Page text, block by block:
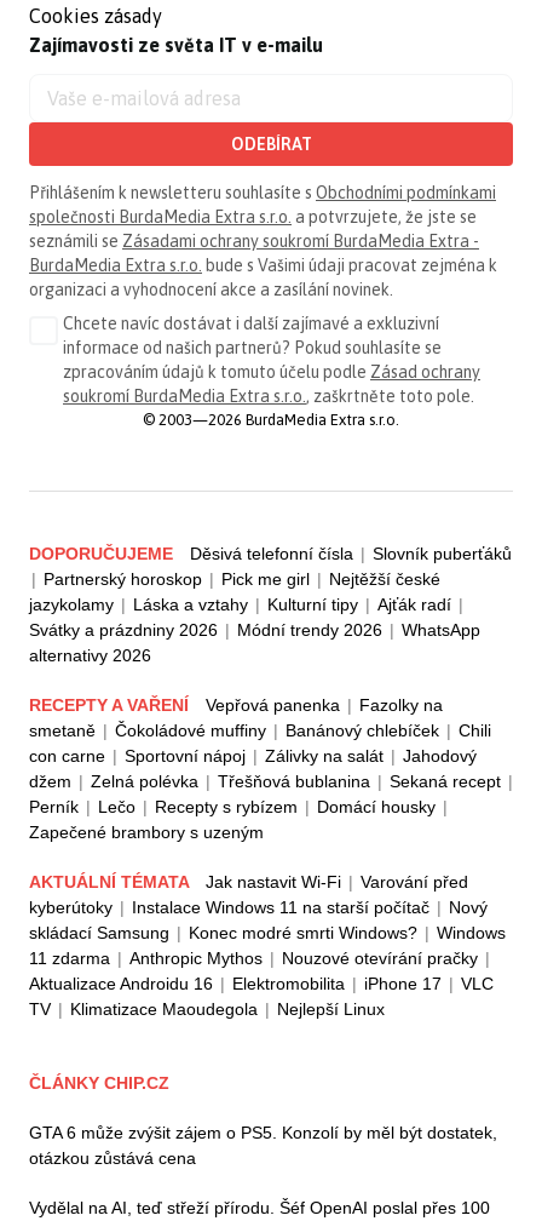
Cookies zásady
Zajímavosti ze světa IT v e-mailu
ODEBÍRAT
Přihlášením k newsletteru souhlasíte s Obchodními podmínkami
společnosti BurdaMedia Extra s.r.o. a potvrzujete, že jste se
seznámili se Zásadami ochrany soukromí BurdaMedia Extra -
BurdaMedia Extra s.r.o. bude s Vašimi údaji pracovat zejména k
organizaci a vyhodnocení akce a zasílání novinek.
Chcete navíc dostávat i další zajímavé a exkluzivní
informace od našich partnerů? Pokud souhlasíte se
zpracováním údajů k tomuto účelu podle Zásad ochrany
soukromí BurdaMedia Extra s.r.o., zaškrtněte toto pole.
© 2003—2026 BurdaMedia Extra s.r.o.
DOPORUČUJEME Děsivá telefonní čísla | Slovník puberťáků
| Partnerský horoskop | Pick me girl | Nejtěžší české
jazykolamy | Láska a vztahy | Kulturní tipy | Ajťák radí |
Svátky a prázdniny 2026 | Módní trendy 2026 | WhatsApp
alternativy 2026
RECEPTY A VAŘENÍ Vepřová panenka | Fazolky na
smetaně | Čokoládové muffiny | Banánový chlebíček | Chili
con carne | Sportovní nápoj | Zálivky na salát | Jahodový
džem | Zelná polévka | Třešňová bublanina | Sekaná recept |
Perník | Lečo | Recepty s rybízem | Domácí housky |
Zapečené brambory s uzeným
AKTUÁLNÍ TÉMATA Jak nastavit Wi-Fi | Varování před
kyberútoky | Instalace Windows 11 na starší počítač | Nový
skládací Samsung | Konec modré smrti Windows? | Windows
11 zdarma | Anthropic Mythos | Nouzové otevírání pračky |
Aktualizace Androidu 16 | Elektromobilita | iPhone 17 | VLC
TV | Klimatizace Maoudegola | Nejlepší Linux
ČLÁNKY CHIP.CZ
GTA 6 může zvýšit zájem o PS5. Konzolí by měl být dostatek,
otázkou zůstává cena
Vydělal na AI, teď střeží přírodu. Šéf OpenAI poslal přes 100